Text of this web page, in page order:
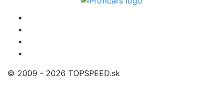
© 2009 - 2026 TOPSPEED.sk